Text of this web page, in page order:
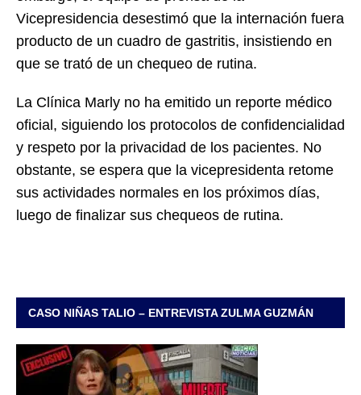
Vicepresidencia desestimó que la internación fuera
producto de un cuadro de gastritis, insistiendo en
que se trató de un chequeo de rutina.
La Clínica Marly no ha emitido un reporte médico
oficial, siguiendo los protocolos de confidencialidad
y respeto por la privacidad de los pacientes. No
obstante, se espera que la vicepresidenta retome
sus actividades normales en los próximos días,
luego de finalizar sus chequeos de rutina.
CASO NIÑAS TALIO – ENTREVISTA ZULMA GUZMÁN